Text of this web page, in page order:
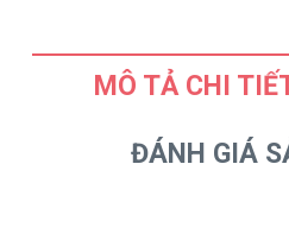
MÔ TẢ CHI
ĐÁNH GIÁ